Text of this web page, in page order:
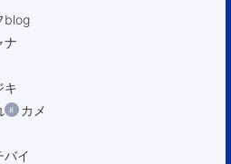
blog
ナ
キ
カメ
バイ